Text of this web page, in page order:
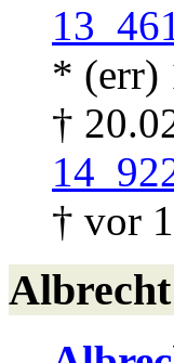
13
* (err)
†
14
† vor
Albrecht